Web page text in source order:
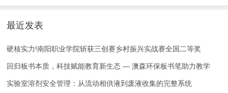
最近发表
硬核实力!南阳职业学院斩获三创赛乡村振兴实战赛全国二等奖
回归板书本质，科技赋能教育新生态 — 澳森环保板书笔助力教学
实验室溶剂安全管理：从流动相供液到废液收集的完整系统